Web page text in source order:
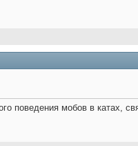
поведения мобов в катах,